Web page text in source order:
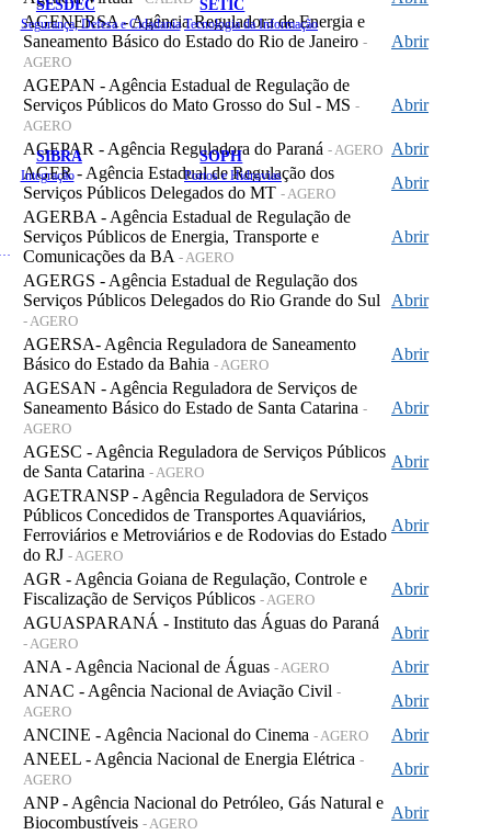
SESDEC
Segurança, Defesa e Cidadania
SETIC
Tecnologia da Informação
SIBRA
Integração
SOPH
Portos e Hidrovias
AGENERSA - Agência Reguladora de Energia e
Saneamento Básico do Estado do Rio de Janeiro -
AGERO
Abrir
AGEPAN - Agência Estadual de Regulação de
Serviços Públicos do Mato Grosso do Sul - MS -
AGERO
Abrir
AGEPAR - Agência Reguladora do Paraná - AGERO Abrir
AGER - Agência Estadual de Regulação dos
Serviços Públicos Delegados do MT - AGERO
Abrir
AGERBA - Agência Estadual de Regulação de
Serviços Públicos de Energia, Transporte e
Comunicações da BA - AGERO
Abrir
AGERGS - Agência Estadual de Regulação dos
Serviços Públicos Delegados do Rio Grande do Sul
- AGERO
Abrir
AGERSA- Agência Reguladora de Saneamento
Básico do Estado da Bahia - AGERO
Abrir
AGESAN - Agência Reguladora de Serviços de
Saneamento Básico do Estado de Santa Catarina -
AGERO
Abrir
AGESC - Agência Reguladora de Serviços Públicos
de Santa Catarina - AGERO
Abrir
AGETRANSP - Agência Reguladora de Serviços
Públicos Concedidos de Transportes Aquaviários,
Ferroviários e Metroviários e de Rodovias do Estado
do RJ - AGERO
Abrir
AGR - Agência Goiana de Regulação, Controle e
Fiscalização de Serviços Públicos - AGERO
Abrir
AGUASPARANÁ - Instituto das Águas do Paraná
- AGERO
Abrir
ANA - Agência Nacional de Águas - AGERO
Abrir
ANAC - Agência Nacional de Aviação Civil -
AGERO
Abrir
ANCINE - Agência Nacional do Cinema - AGERO
Abrir
ANEEL - Agência Nacional de Energia Elétrica -
AGERO
Abrir
ANP - Agência Nacional do Petróleo, Gás Natural e
Biocombustíveis - AGERO
Abrir